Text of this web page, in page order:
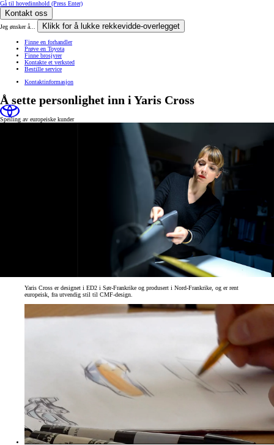
Gå til hovedinnhold (Press Enter)
Kontakt oss
Jeg ønsker å... Klikk for å lukke rekkevidde-overlegget
Finne en forhandler
Prøve en Toyota
Finne brosjyrer
Kontakte et verksted
Bestille service
Kontaktinformasjon
Å sette personlighet inn i Yaris Cross
Speiling av europeiske kunder
Yaris Cross er designet i ED2 i Sør-Frankrike og produsert i Nord-Frankrike, og er rent
europeisk, fra utvendig stil til CMF-design.